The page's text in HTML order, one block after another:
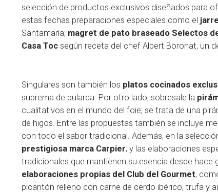
selección de productos exclusivos diseñados para
estas fechas preparaciones especiales como el
Santamaría; magret de pato braseado Selectos
Casa Toc según receta del chef Albert Boronat, un
Singulares son también los platos cocinados
suprema de pularda. Por otro lado, sobresale la
cualitativos en el mundo del foie; se trata de una
de higos. Entre las propuestas también se incluye
con todo el sabor tradicional. Además, en la
prestigiosa marca Carpier; y las elaboraciones
tradicionales que mantienen su esencia desde hace
elaboraciones propias del Club del Gourmet,
picantón relleno con carne de cerdo ibérico, trufa y